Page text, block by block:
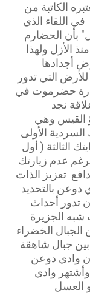
الكاتبة من
اللقاء الذي
بأن الحضارم
الأزل ولهذا
أجدادها
التي تدور
حضرموت في
نجد
القيس وهي
الأولى
الثالثة ( أول
عدم زيارتك
تعزيز الذات
بالتحديد
تدور أحداث
الجزيرة
الجبال الخضراء
جبال شاهقة
وادي دوعن
وادي
العسل